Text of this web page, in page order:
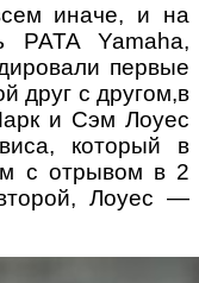
иначе, и на
PATA Yamaha,
первые
друг с другом,в
и Сэм Лоуес
который в
с отрывом в 2
Лоуес —